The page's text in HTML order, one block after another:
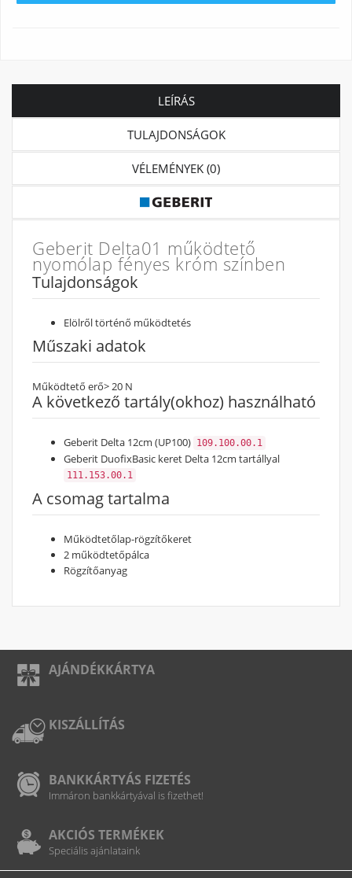
LEÍRÁS
TULAJDONSÁGOK
VÉLEMÉNYEK (0)
Geberit Delta01 működtető
nyomólap fényes króm színben
Tulajdonságok
Elölről történő működtetés
Műszaki adatok
Működtető erő> 20 N
A következő tartály(okhoz) használható
Geberit Delta 12cm (UP100) 109.100.00.1
Geberit DuofixBasic keret Delta 12cm tartállyal
111.153.00.1
A csomag tartalma
Működtetőlap-rögzítőkeret
2 működtetőpálca
Rögzítőanyag
AJÁNDÉKKÁRTYA
KISZÁLLÍTÁS
BANKKÁRTYÁS FIZETÉS
Immáron bankkártyával is fizethet!
AKCIÓS TERMÉKEK
Speciális ajánlataink